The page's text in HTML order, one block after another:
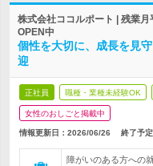
株式会社ココルポート | 残業
OPEN中
個性を大切に、成長を見
迎
正社員 職種・業種未経験OK
女性のおしごと掲載中
情報更新日：2026/06/26 終了予定
障がいのある方への